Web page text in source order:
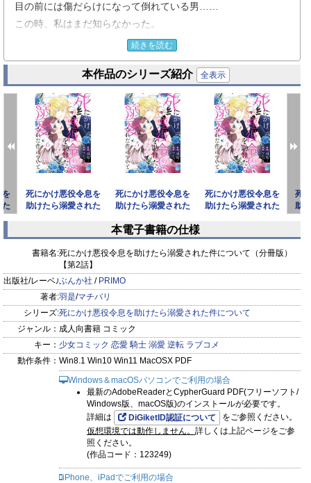
目の前には傷だらけになって倒れている男……
この時、私はまだ知らなかった。
悪役令息と呼ばれる彼がどんな男かなんて──！
王城でのパーティーにひとり参加していた男爵令嬢・ヘレナ
は、王女が婚約破棄を告げる現場を目撃する。
婚約破棄されたのは、野蛮で横暴な“悪役令息”と噂される公爵
家の息子・ジャン。
彼は王女だけでなく両親からも見捨てられ、衛兵に連れていか
れてしまう。
まれてしまったところ、偶然現れたジャンに助けられる！
なぜか全身ボロボロの彼を助けるため、恩人である彼を一旦家
に連れ帰ることにしたヘレナだが、目が覚めたジャンに押し倒
されて──!!?
冤罪をかけられた社交界の嫌われ者は、実は超有能スパダリで
した!?
悪役令息×貧乏令嬢の大逆転ラブコメディー！
※この作品は『PRIMO Vol.51』に収録されています。重複購
入にご注意下さい。
続きを読む
本作品のシリーズ紹介 全表示
を
た
死にかけ悪役令息を
助けたら溺愛された
死にかけ悪役令息を
助けたら溺愛された
版） 【
死にかけ悪役令息を
助けたら溺愛された
死
助
prev next
本電子書籍の仕様
書籍名:死にかけ悪役令息を助けたら溺愛された件について（分冊版）
【第2話】
出版社/レーベル:ぶんか社 / PRIMO
著者:羽是/マチバリ
シリーズ:死にかけ悪役令息を助けたら溺愛された件について
ジャンル： 成人向書籍 コミック
キー： 少女コミック 恋愛 騎士 溺愛 逆転 ラブコメ
動作条件： Win8.1 Win10 Win11 MacOSX PDF
Windows＆macOSパソコンでご利用の場合
最新のAdobeReaderとCypherGuard PDF(フリーソフト/
Windows版、macOS版)のインストールが必要です。
詳細は
DiGiketID認証について
をご参照ください。
仮想環境では動作しません。 詳しくは上記ページをご参
照ください。
(作品コード：123249)
iPhone、iPadでご利用の場合